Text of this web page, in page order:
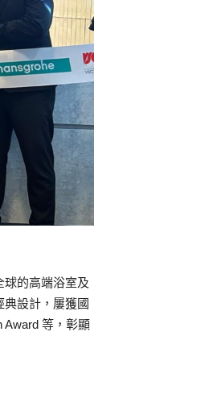
球的高端浴室及
設計，屢獲國
Award 等，彰顯